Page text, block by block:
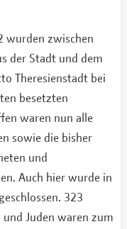
wurden zwischen
der Stadt und dem
Theresienstadt bei
besetzten
waren nun alle
sowie die bisher
und
Auch hier wurde in
323
Juden waren zum